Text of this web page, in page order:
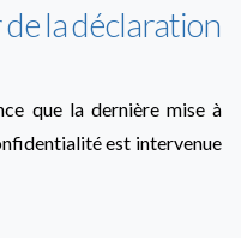
la déclaration
que la dernière mise à
est intervenue